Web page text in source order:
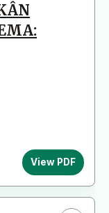
View PDF